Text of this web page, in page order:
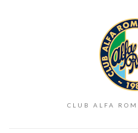
CLUB ALFA